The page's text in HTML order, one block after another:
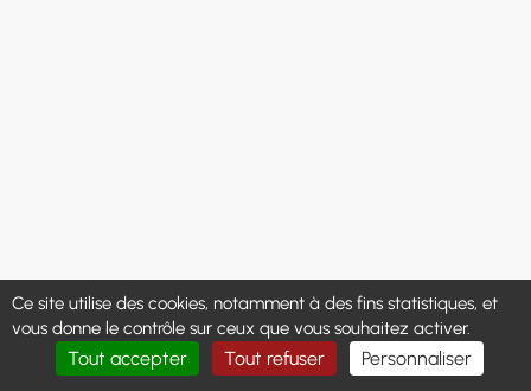
Ce site utilise des cookies, notamment à des fins statistiques, et
vous donne le contrôle sur ceux que vous souhaitez activer.
Tout accepter Tout refuser Personnaliser